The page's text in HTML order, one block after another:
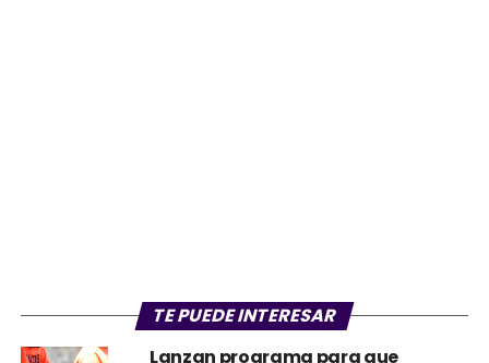
TE PUEDE INTERESAR
Lanzan programa para que